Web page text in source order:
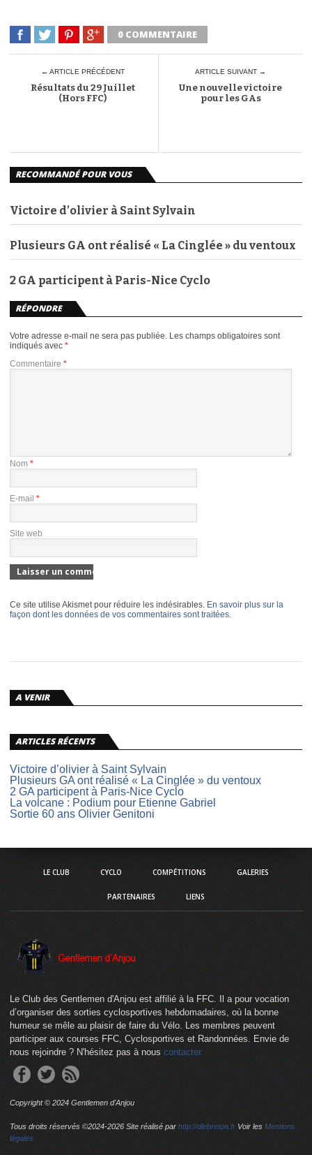
0 COMMENTAIRE
← ARTICLE PRÉCÉDENT
Résultats du 29 Juillet
(Hors FFC)
ARTICLE SUIVANT →
Une nouvelle victoire
pour les GAs
RECOMMANDÉ POUR VOUS
Victoire d’olivier à Saint Sylvain
Plusieurs GA ont réalisé « La Cinglée » du ventoux
2 GA participent à Paris-Nice Cyclo
RÉPONDRE
Votre adresse e-mail ne sera pas publiée. Les champs obligatoires sont
indiqués avec *
Commentaire *
Nom *
E-mail *
Site web
Ce site utilise Akismet pour réduire les indésirables. En savoir plus sur la
façon dont les données de vos commentaires sont traitées.
A VENIR
ARTICLES RÉCENTS
Victoire d’olivier à Saint Sylvain
Plusieurs GA ont réalisé « La Cinglée » du ventoux
2 GA participent à Paris-Nice Cyclo
La volcane : Podium pour Etienne Gabriel
Sortie 60 ans Olivier Genitoni
LE CLUB CYCLO COMPÉTITIONS GALERIES
PARTENAIRES LIENS
Le Club des Gentlemen d'Anjou est affilié à la FFC. Il a pour vocation
d’organiser des sorties cyclosportives hebdomadaires, où la bonne
humeur se mêle au plaisir de faire du Vélo. Les membres peuvent
participer aux courses FFC, Cyclosportives et Randonnées. Envie de
nous rejoindre ? N'hésitez pas à nous contacter
Copyright © 2024 Gentlemen d'Anjou
Tous droits réservés ©2024-2026 Site réalisé par http://dlebreton.fr Voir les Mentions
légales